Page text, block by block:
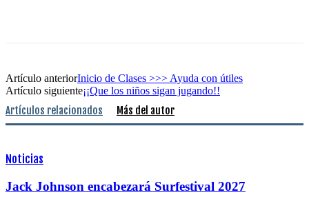
Artículo anteriorInicio de Clases >>> Ayuda con útiles
Artículo siguiente¡¡Que los niños sigan jugando!!
Artículos relacionados Más del autor
Noticias
Jack Johnson encabezará Surfestival 2027